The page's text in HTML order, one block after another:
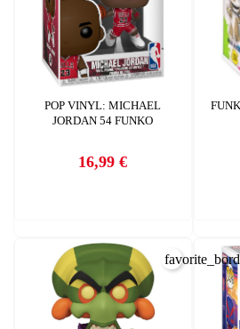
POP VINYL: MICHAEL
JORDAN 54 FUNKO
Precio
16,99 €
CREAR LISTA DE
Nombre de la lista
CREAR LISTA
INICIAR SESIÓN
Debe iniciar sesión para guardar
INICIAR